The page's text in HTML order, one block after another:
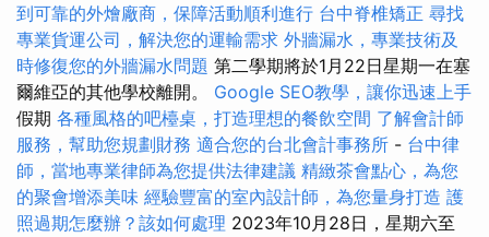
到可靠的外燴廠商，保障活動順利進行 台中脊椎矯正 尋找
專業貨運公司，解決您的運輸需求 外牆漏水，專業技術及
時修復您的外牆漏水問題 第二學期將於1月22日星期一在塞
爾維亞的其他學校離開。 Google SEO教學，讓你迅速上手
假期 各種風格的吧檯桌，打造理想的餐飲空間 了解會計師
服務，幫助您規劃財務 適合您的台北會計事務所 - 台中律
師，當地專業律師為您提供法律建議 精緻茶會點心，為您
的聚會增添美味 經驗豐富的室內設計師，為您量身打造 護
照過期怎麼辦？該如何處理 2023年10月28日，星期六至